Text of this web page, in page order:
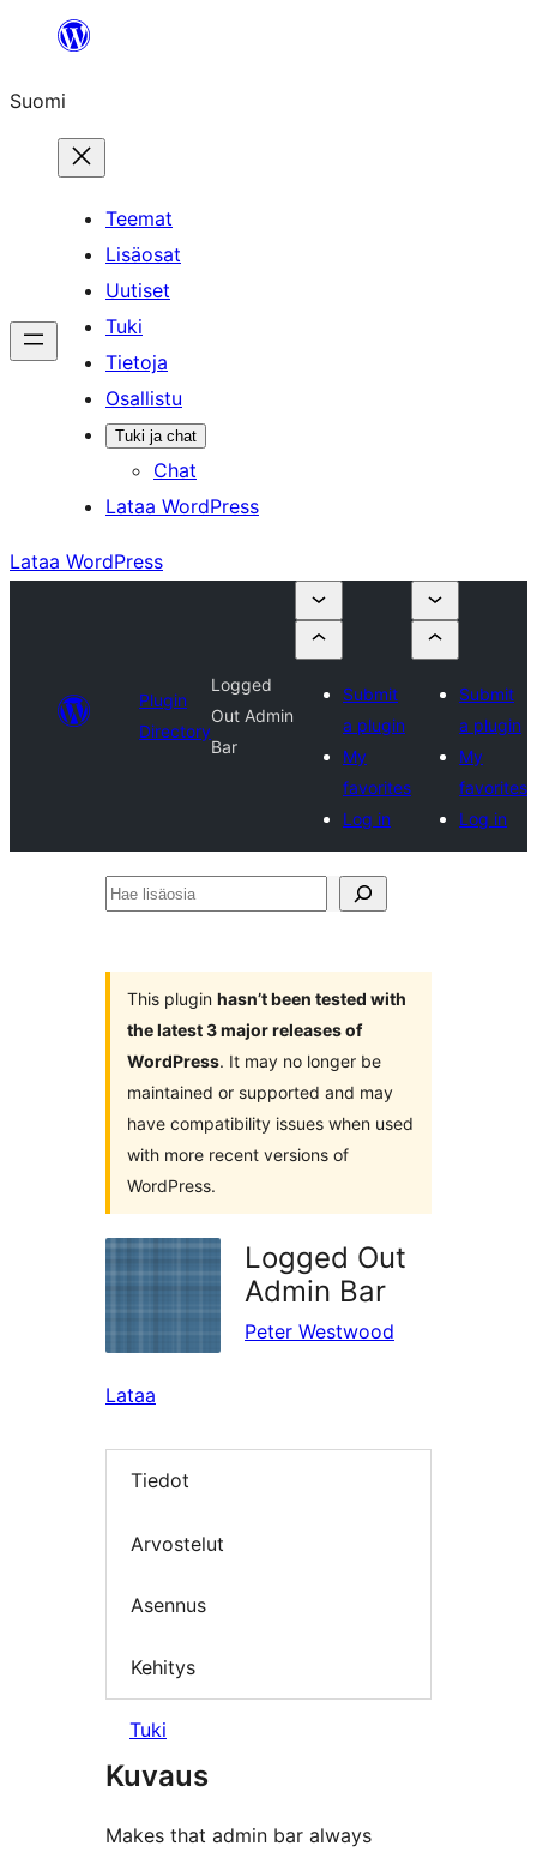
Suomi
Teemat
Lisäosat
Uutiset
Tuki
Tietoja
Osallistu
Tuki ja chat
Chat
Lataa WordPress
Lataa WordPress
Plugin
Directory
Logged
Out Admin
Bar
Submit
a plugin
My
favorites
Log in
Submit
a plugin
My
favorites
Log in
Hae
This plugin hasn’t been tested with
the latest 3 major releases of
WordPress. It may no longer be
maintained or supported and may
have compatibility issues when used
with more recent versions of
WordPress.
Logged Out
Admin Bar
Peter Westwood
Lataa
Tiedot
Arvostelut
Asennus
Kehitys
Tuki
Kuvaus
Makes that admin bar always